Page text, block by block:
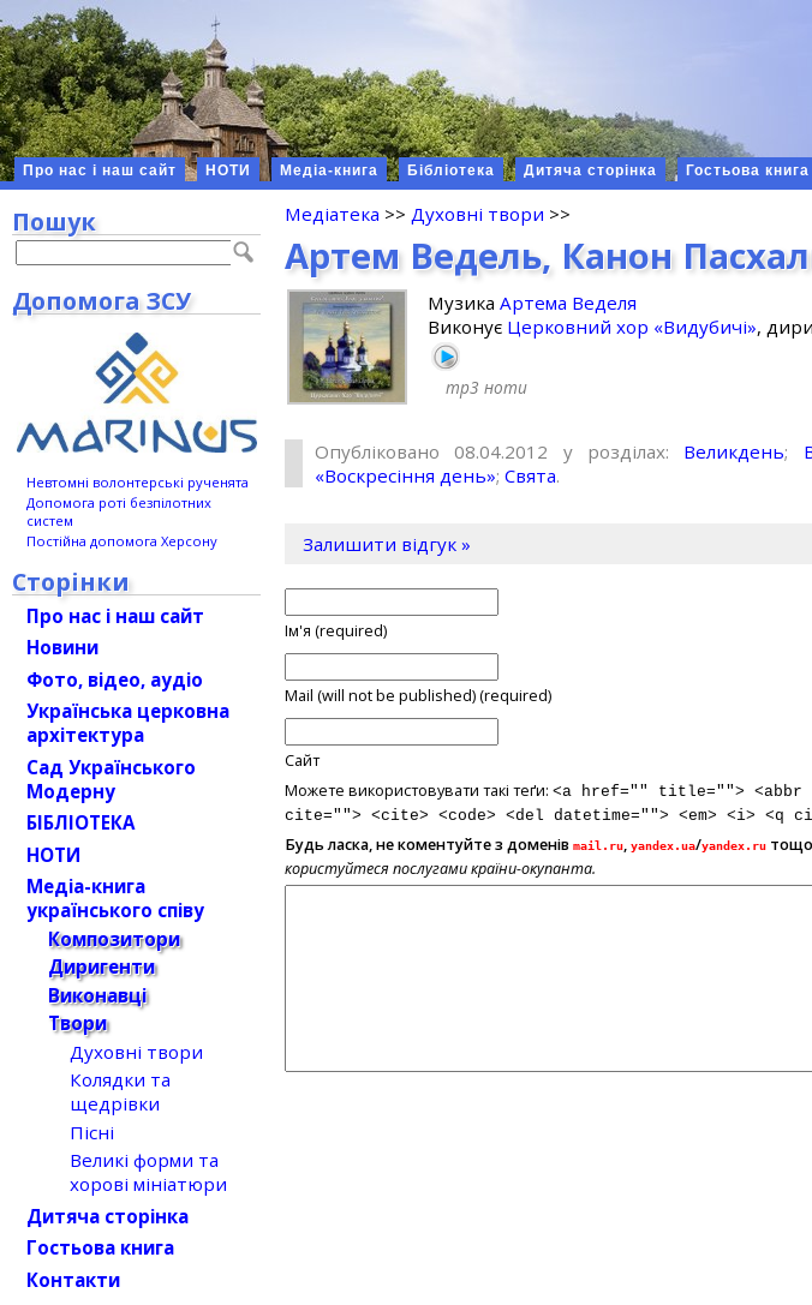
Про нас і наш сайт НОТИ Медіа-книга Бібліотека Дитяча сторінка Гостьова книга
Медіатека >>Духовні твори >>
Артем Ведель, Канон
МузикаАртема Веделя
Виконує Церковний хор «Видубичі»,
mp3 ноти
Опубліковано 08.04.2012 у розділах: Великдень;
«Воскресіння день»;Свята.
Залишити відгук »
Ім'я (required)
Mail (will not be published) (required)
Сайт
Можете використовувати такі теґи:<a href="" title=""> <abbr
cite=""> <cite> <code> <del datetime=""> <em> <i> <q
Будь ласка, не коментуйте з доменівmail.ru,yandex.ua/yandex.ru тощо
користуйтеся послугами країни-окупанта.
Пошук
Допомога ЗСУ
Невтомні волонтерські рученята
Допомога роті безпілотних
систем
Постійна допомога Херсону
Сторінки
Про нас і наш сайт
Новини
Фото, відео, аудіо
Українська церковна
архітектура
Сад Українського
Модерну
БІБЛІОТЕКА
НОТИ
Медіа-книга
українського співу
Композитори
Диригенти
Виконавці
Твори
Духовні твори
Колядки та
щедрівки
Пісні
Великі форми та
хорові мініатюри
Дитяча сторінка
Гостьова книга
Контакти